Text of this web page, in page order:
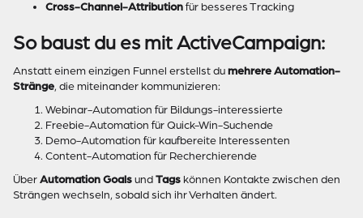
Cross-Channel-Attribution für besseres Tracking
So baust du es mit ActiveCampaign:
Anstatt einem einzigen Funnel erstellst du mehrere Automation-
Stränge, die miteinander kommunizieren:
Webinar-Automation für Bildungs-interessierte
Freebie-Automation für Quick-Win-Suchende
Demo-Automation für kaufbereite Interessenten
Content-Automation für Recherchierende
Über Automation Goals und Tags können Kontakte zwischen den
Strängen wechseln, sobald sich ihr Verhalten ändert.